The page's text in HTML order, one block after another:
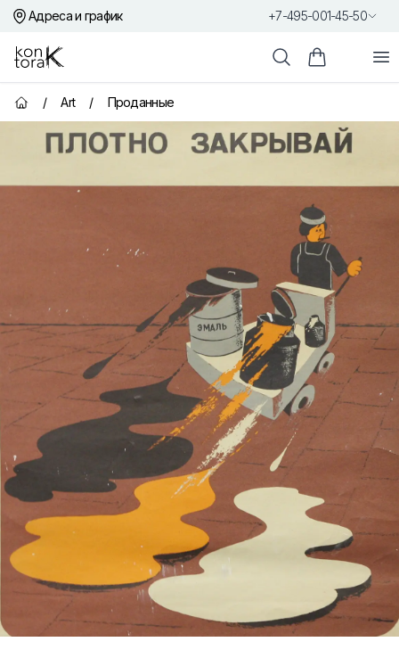
Адреса и график +7-495-001-45-50
Контора К
ПоискКорзина
Главная страница
/ Art / Проданные